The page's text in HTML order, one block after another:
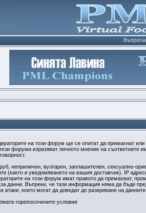
на този форум ще се опитат да премахнат
форуми изразяват личното мнение на съответните
неприличен, вулгарен, заплашителен, сексуално-
(както и уведомяването на вашия доставчик). IP
на този форум имат правото да премахват,
данни. Въпреки, че тази информация няма да бъде
атаки, които могат да доведат до разкриване на данните.
горепосочените условия